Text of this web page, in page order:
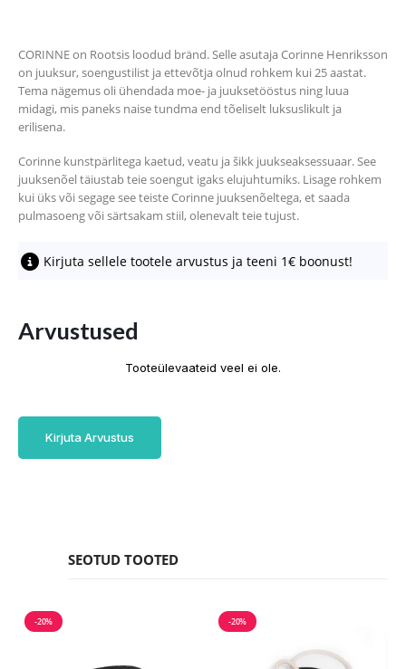
CORINNE on Rootsis loodud bränd. Selle asutaja Corinne Henriksson
on juuksur, soengustilist ja ettevõtja olnud rohkem kui 25 aastat.
Tema nägemus oli ühendada moe- ja juuksetööstus ning luua
midagi, mis paneks naise tundma end tõeliselt luksuslikult ja
erilisena.
Corinne kunstpärlitega kaetud, veatu ja šikk juukseaksessuaar. See
juuksenõel täiustab teie soengut igaks elujuhtumiks. Lisage rohkem
kui üks või segage see teiste Corinne juuksenõeltega, et saada
pulmasoeng või särtsakam stiil, olenevalt teie tujust.
Kirjuta sellele tootele arvustus ja teeni 1€ boonust!
Arvustused
Tooteülevaateid veel ei ole.
Kirjuta Arvustus
SEOTUD TOOTED
-20% -20%